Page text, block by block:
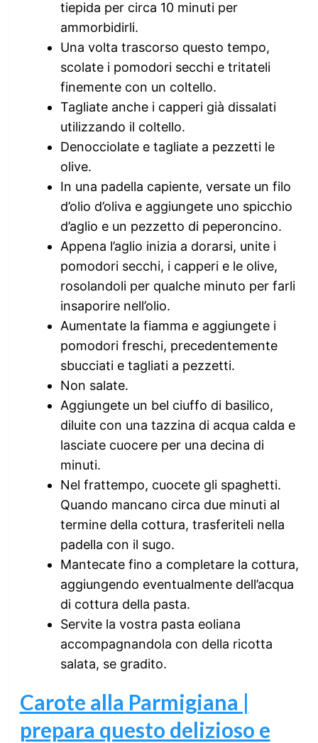
tiepida per circa 10 minuti per
ammorbidirli.
Una volta trascorso questo tempo,
scolate i pomodori secchi e tritateli
finemente con un coltello.
Tagliate anche i capperi già dissalati
utilizzando il coltello.
Denocciolate e tagliate a pezzetti le
olive.
In una padella capiente, versate un filo
d’olio d’oliva e aggiungete uno spicchio
d’aglio e un pezzetto di peperoncino.
Appena l’aglio inizia a dorarsi, unite i
pomodori secchi, i capperi e le olive,
rosolandoli per qualche minuto per farli
insaporire nell’olio.
Aumentate la fiamma e aggiungete i
pomodori freschi, precedentemente
sbucciati e tagliati a pezzetti.
Non salate.
Aggiungete un bel ciuffo di basilico,
diluite con una tazzina di acqua calda e
lasciate cuocere per una decina di
minuti.
Nel frattempo, cuocete gli spaghetti.
Quando mancano circa due minuti al
termine della cottura, trasferiteli nella
padella con il sugo.
Mantecate fino a completare la cottura,
aggiungendo eventualmente dell’acqua
di cottura della pasta.
Servite la vostra pasta eoliana
accompagnandola con della ricotta
salata, se gradito.
Carote alla Parmigiana |
prepara questo delizioso e